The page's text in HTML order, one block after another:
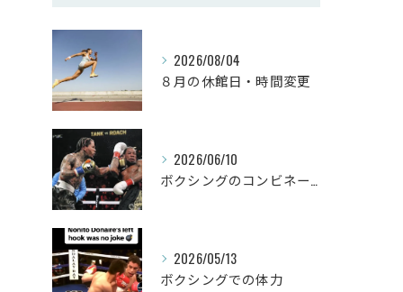
2026/08/04
８月の休館日・時間変更
2026/06/10
ボクシングのコンビネーション
2026/05/13
ボクシングでの体力